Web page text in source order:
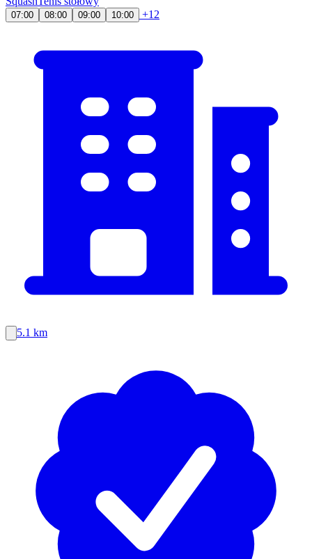
07:00 08:00 09:00 10:00 +12
5.1 km